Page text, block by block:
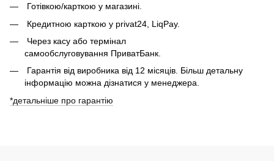
Готівкою/карткою у магазині.
Кредитною карткою у privat24, LiqPay.
Через касу або термінал
самообслуговування ПриватБанк.
Гарантія від виробника від 12 місяців. Більш детальну
інформацію можна дізнатися у менеджера.
*детальніше про гарантію